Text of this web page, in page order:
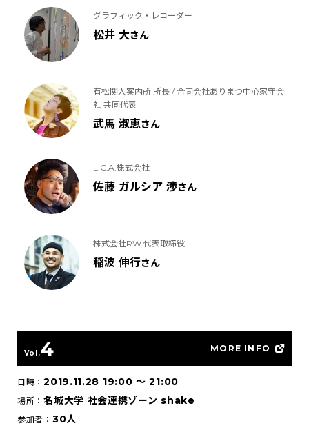
グラフィック・レコーダー
松井 大さん
有松関人案内所 所長 / 合同会社ありまつ中心家守会
社 共同代表
武馬 淑恵さん
L.C.A.株式会社
佐藤 ガルシア 渉さん
株式会社RW 代表取締役
稲波 伸行さん
Vol.4 MORE INFO
日時：2019.11.28 19:00〜 21:00
場所：名城大学 社会連携ゾーン shake
参加者： 30人